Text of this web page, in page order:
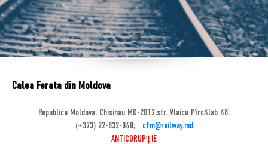
Calea Ferata din Moldova
Republica Moldova, Chisinau MD-2012,str. Vlaicu Pîrcălab 48;
(+373) 22-832-040;
cfm@railway.md
ANTICORUPȚIE